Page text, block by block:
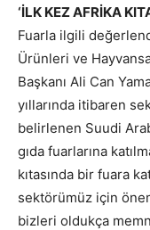
‘İLK KEZ AFRİKA
Fuarla ilgili
Ürünleri ve
Başkanı Ali Can
yıllarında itibaren
belirlenen Suudi
gıda fuarlarına
kıtasında bir fuara
sektörümüz için
bizleri oldukça